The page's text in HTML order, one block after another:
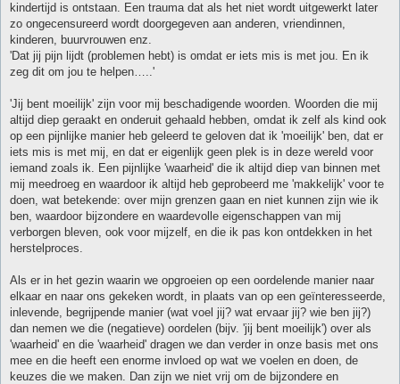
kindertijd is ontstaan. Een trauma dat als het niet wordt uitgewerkt later
zo ongecensureerd wordt doorgegeven aan anderen, vriendinnen,
kinderen, buurvrouwen enz.
'Dat jij pijn lijdt (problemen hebt) is omdat er iets mis is met jou. En ik
zeg dit om jou te helpen…..'
'Jij bent moeilijk' zijn voor mij beschadigende woorden. Woorden die mij
altijd diep geraakt en onderuit gehaald hebben, omdat ik zelf als kind ook
op een pijnlijke manier heb geleerd te geloven dat ik 'moeilijk' ben, dat er
iets mis is met mij, en dat er eigenlijk geen plek is in deze wereld voor
iemand zoals ik. Een pijnlijke 'waarheid' die ik altijd diep van binnen met
mij meedroeg en waardoor ik altijd heb geprobeerd me 'makkelijk' voor te
doen, wat betekende: over mijn grenzen gaan en niet kunnen zijn wie ik
ben, waardoor bijzondere en waardevolle eigenschappen van mij
verborgen bleven, ook voor mijzelf, en die ik pas kon ontdekken in het
herstelproces.
Als er in het gezin waarin we opgroeien op een oordelende manier naar
elkaar en naar ons gekeken wordt, in plaats van op een geïnteresseerde,
inlevende, begrijpende manier (wat voel jij? wat ervaar jij? wie ben jij?)
dan nemen we die (negatieve) oordelen (bijv. 'jij bent moeilijk') over als
'waarheid' en die 'waarheid' dragen we dan verder in onze basis met ons
mee en die heeft een enorme invloed op wat we voelen en doen, de
keuzes die we maken. Dan zijn we niet vrij om de bijzondere en